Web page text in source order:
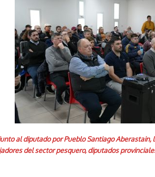
al diputado por Pueblo Santiago
del sector pesquero, diputados